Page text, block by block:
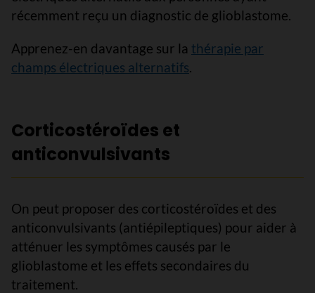
récemment reçu un diagnostic de glioblastome.
Apprenez-en davantage sur la thérapie par
champs électriques alternatifs.
Corticostéroïdes et
anticonvulsivants
On peut proposer des corticostéroïdes et des
anticonvulsivants (antiépileptiques) pour aider à
atténuer les symptômes causés par le
glioblastome et les effets secondaires du
traitement.